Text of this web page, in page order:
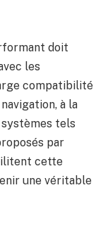
doit
les
compatibilité
à la
systèmes tels
par
cette
une véritable